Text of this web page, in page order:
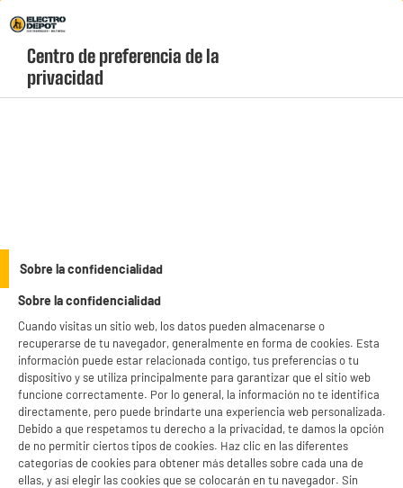
Menú
geolocation-header-icon-text
account
QUE TE BENEFICIA
Somos los amarillos,los que vendemos electrodomésticos sin
complicaciones. Aquí no hay trampa ni cartón: un gran
almacén, stock siempre disponible y precios bajos porque
eliminamos lo innecesario. Ya hemos vendido más de 50
millones de productos de marca propia en Europa y seguimos
haciendo lo que mejor sabemos: que te lleves lo que buscas
fácil y rápido.
Centro de preferencia de la
privacidad
Sobre la confidencialidad
Sobre la confidencialidad
Cuando visitas un sitio web, los datos pueden almacenarse o
recuperarse de tu navegador, generalmente en forma de cookies. Esta
información puede estar relacionada contigo, tus preferencias o tu
dispositivo y se utiliza principalmente para garantizar que el sitio web
funcione correctamente. Por lo general, la información no te identifica
directamente, pero puede brindarte una experiencia web personalizada.
Debido a que respetamos tu derecho a la privacidad, te damos la opción
de no permitir ciertos tipos de cookies. Haz clic en las diferentes
categorías de cookies para obtener más detalles sobre cada una de
ellas, y así elegir las cookies que se colocarán en tu navegador. Sin